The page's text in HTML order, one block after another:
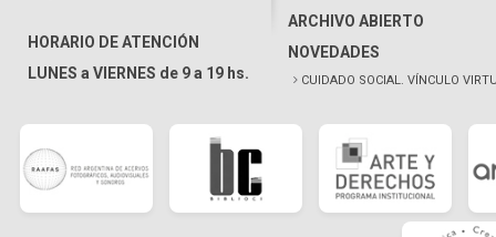
HORARIO DE ATENCIÓN
LUNES a VIERNES de 9 a 19 hs.
ARCHIVO ABIERTO
NOVEDADES
CUIDADO SOCIAL. VÍNCULO